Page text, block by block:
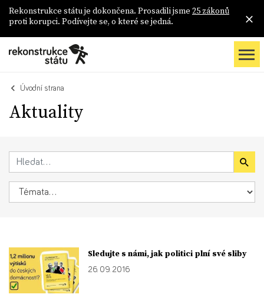
Rekonstrukce státu je dokončena. Prosadili jsme 25 zákonů
proti korupci. Podívejte se, o které se jedná.
Úvodní strana
Aktuality
Sledujte s námi, jak politici plní své sliby
26. 09. 2016